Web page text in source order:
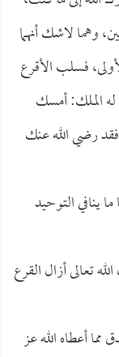
وهما لاشك أنهما
فسلب الأقرع
الملك: أمسك
فقد رضي الله عنك
ينافي التوحيد
تعالى أزال القرع
مما أعطاه الله عز